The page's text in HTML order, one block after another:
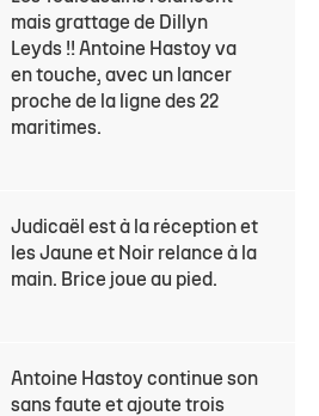
mais grattage de Dillyn
Leyds !! Antoine Hastoy va
en touche, avec un lancer
proche de la ligne des 22
maritimes.
Judicaël est à la réception et
les Jaune et Noir relance à la
main. Brice joue au pied.
Antoine Hastoy continue son
sans faute et ajoute trois